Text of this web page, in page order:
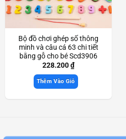
Bộ đồ chơi ghép số thông
minh và câu cá 63 chi tiết
bằng gỗ cho bé Scd3906
228.200₫
Thêm Vào Giỏ